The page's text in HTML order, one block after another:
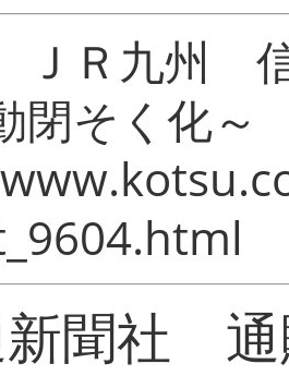
Ｒ九州 信
閉そく化～
新聞社